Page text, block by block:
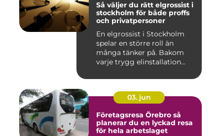
Så väljer du rätt elgrossist i
stockholm för både proffs
och privatpersoner
En elgrossist i Stockholm
spelar en större roll än
många tänker på. Bakom
varje trygg elinstallation...
03. jun
Företagsresa Örebro så
planerar du en lyckad resa
för hela arbetslaget